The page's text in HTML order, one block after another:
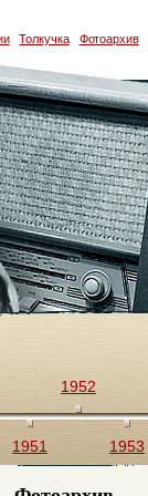
Толкучка Фотоархив
1951
1952
1953